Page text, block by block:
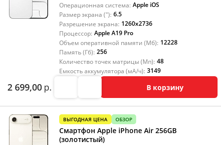
Операционная система: Apple iOS
Размер экрана ("): 6.5
Разрешение экрана: 1260x2736
Процессор: Apple A19 Pro
Объем оперативной памяти (Мб): 12228
Память (Гб): 256
Количество точек матрицы (Мп): 48
Емкость аккумулятора (мА/ч): 3149
2 699,00 р. В корзину
ВЫГОДНАЯ ЦЕНА ОБЗОР
Смартфон Apple iPhone Air 256GB
(золотистый)